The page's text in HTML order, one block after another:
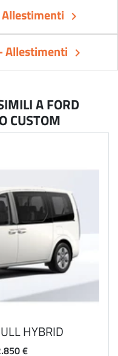
Allestimenti keyboard_arrow_right
Allestimenti keyboard_arrow_right
A FORD
CUSTOM
HYBRID
€